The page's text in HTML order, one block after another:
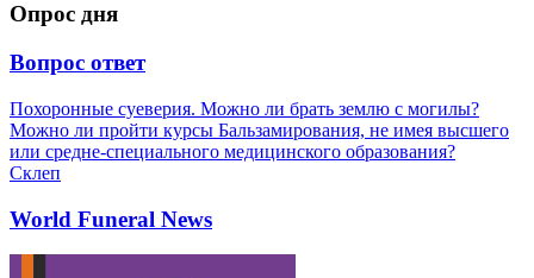
Опрос дня
Вопрос ответ
Похоронные суеверия. Можно ли брать землю с могилы?
Можно ли пройти курсы Бальзамирования, не имея высшего
или средне-специального медицинского образования?
Склеп
World Funeral News